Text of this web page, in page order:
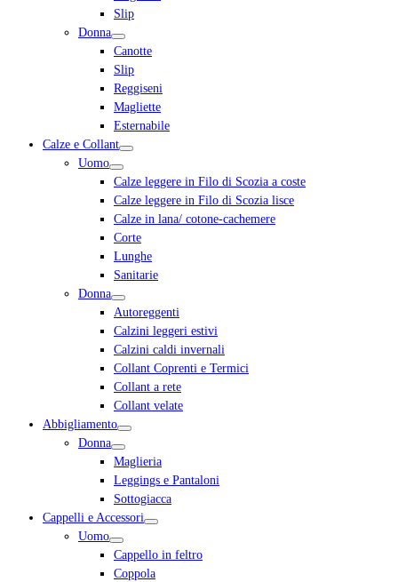
Slip
Donna
Canotte
Slip
Reggiseni
Magliette
Esternabile
Calze e Collant
Uomo
Calze leggere in Filo di Scozia a coste
Calze leggere in Filo di Scozia lisce
Calze in lana/ cotone-cachemere
Corte
Lunghe
Sanitarie
Donna
Autoreggenti
Calzini leggeri estivi
Calzini caldi invernali
Collant Coprenti e Termici
Collant a rete
Collant velate
Abbigliamento
Donna
Maglieria
Leggings e Pantaloni
Sottogiacca
Cappelli e Accessori
Uomo
Cappello in feltro
Coppola